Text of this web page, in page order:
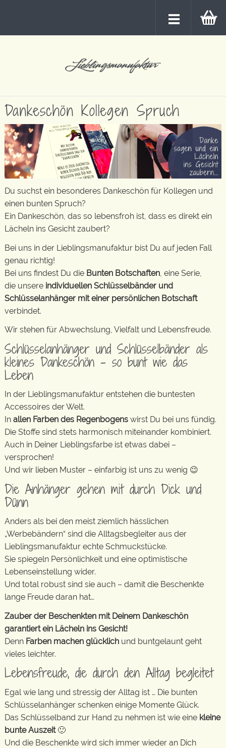
Dankeschön Kollegen Spruch
Du suchst ein besonderes Dankeschön für Kollegen und
einen bunten Spruch?
Ein Dankeschön, das so lebensfroh ist, dass es direkt ein
Lächeln ins Gesicht zaubert?
Bei uns in der Lieblingsmanufaktur bist Du auf jeden Fall
genau richtig!
Bei uns findest Du die Bunten Botschaften , eine Serie,
die unsere individuellen Schlüsselbänder und
Schlüsselanhänger mit einer persönlichen Botschaft
verbindet.
Wir stehen für Abwechslung, Vielfalt und Lebensfreude.
Schlüsselanhänger und Schlüsselbänder als
kleines Dankeschön – so bunt wie das
Leben
In der Lieblingsmanufaktur entstehen die buntesten
Accessoires der Welt.
In allen Farben des Regenbogens wirst Du bei uns fündig.
Die Stoffe sind stets harmonisch miteinander kombiniert.
Auch in Deiner Lieblingsfarbe ist etwas dabei –
versprochen!
Und wir lieben Muster – einfarbig ist uns zu wenig 😉
Die Anhänger gehen mit durch Dick und
Dünn
Anders als bei den meist ziemlich hässlichen
„Werbebändern“ sind die Alltagsbegleiter aus der
Lieblingsmanufaktur echte Schmuckstücke.
Sie spiegeln Persönlichkeit und eine optimistische
Lebenseinstellung wider.
Und total robust sind sie auch – damit die Beschenkte
lange Freude daran hat…
Zauber der Beschenkten mit Deinem Dankeschön
garantiert ein Lächeln ins Gesicht!
Denn Farben machen glücklich und buntgelaunt geht
vieles leichter.
Lebensfreude, die durch den Alltag begleitet
Egal wie lang und stressig der Alltag ist … Die bunten
Schlüsselanhänger schenken einige Momente Glück.
Das Schlüsselband zur Hand zu nehmen ist wie eine kleine
bunte Auszeit🙂
Und die Beschenkte wird sich immer wieder an Dich